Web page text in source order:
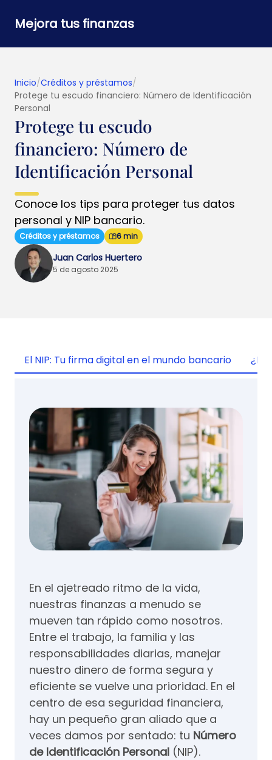
Mejora tus finanzas
Inicio/Créditos y préstamos/
Protege tu escudo financiero: Número de Identificación
Personal
Protege tu escudo
financiero: Número de
Identificación Personal
Conoce los tips para proteger tus datos
personal y NIP bancario.
Créditos y préstamos 6 min
Juan Carlos Huertero
5 de agosto 2025
El NIP: Tu firma digital en el mundo bancario
En el ajetreado ritmo de la vida,
nuestras finanzas a menudo se
mueven tan rápido como nosotros.
Entre el trabajo, la familia y las
responsabilidades diarias, manejar
nuestro dinero de forma segura y
eficiente se vuelve una prioridad. En el
centro de esa seguridad financiera,
hay un pequeño gran aliado que a
veces damos por sentado: tu Número
de Identificación Personal (NIP).